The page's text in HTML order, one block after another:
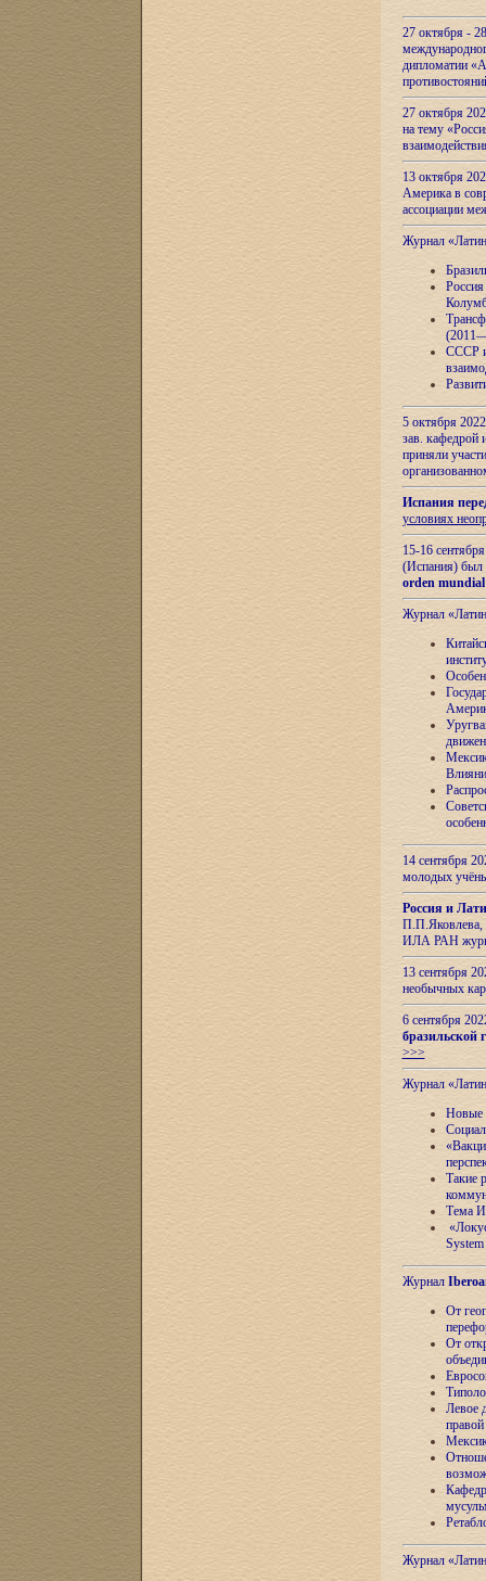
27 октября -
дипломатии
27 октября
на тему
13 октября
Америка в
ассоциации
Журнал
СССР и
5 октября
зав.
приняли
Испания
условиях
15-16
(Испания) был
orden
Журнал
14 сентября
молодых
Россия и
П.П.Яковлева,
ИЛА РАН
13 сентября
необычных
6 сентября
бразильской
>>>
Журнал
Новые
Такие
Тема
Журнал
От
От
Левое
Журнал